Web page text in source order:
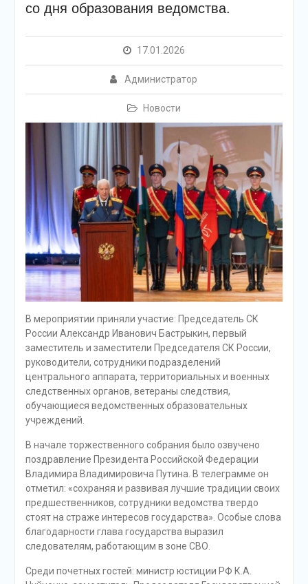
со дня образования ведомства.
17.01.2026
Администратор
Новости
В мероприятии приняли участие: Председатель СК
России Александр Иванович Бастрыкин, первый
заместитель и заместители Председателя СК России,
руководители, сотрудники подразделений
центрального аппарата, территориальных и военных
следственных органов, ветераны следствия,
обучающиеся ведомственных образовательных
учреждений.
В начале торжественного собрания было озвучено
поздравление Президента Российской Федерации
Владимира Владимировича Путина. В телеграмме он
отметил: «сохраняя и развивая лучшие традиции своих
предшественников, сотрудники ведомства твердо
стоят на страже интересов государства». Особые слова
благодарности глава государства выразил
следователям, работающим в зоне СВО.
Среди почетных гостей: министр юстиции РФ К.А.